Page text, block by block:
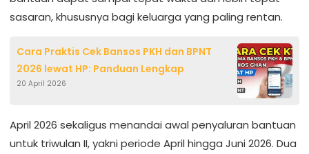
sasaran, khususnya bagi keluarga yang paling rentan.
Cara Praktis Cek Bansos PKH dan BPNT
2026 lewat HP: Panduan Lengkap
20 April 2026
April 2026 sekaligus menandai awal penyaluran bantuan
untuk triwulan II, yakni periode April hingga Juni 2026. Dua